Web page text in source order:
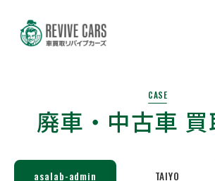
CASE
廃車・中古車
asalab-admin TAIYO